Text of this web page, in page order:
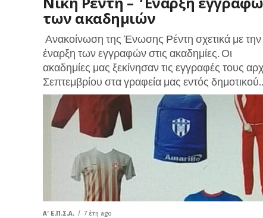
των ακαδημιών
Ανακοίνωση της Ένωσης Ρέντη σχετικά με την
έναρξη των εγγραφών στις ακαδημίες. Οι
ακαδημίες μας ξεκίνησαν τις εγγραφές τους
Σεπτεμβρίου στα γραφεία μας εντός
A' Ε.Π.Σ.Α. 7 έτη ago